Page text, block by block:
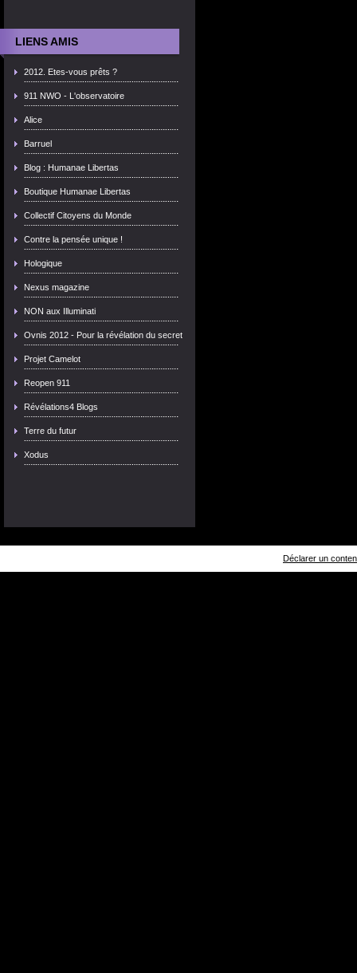
LIENS AMIS
2012. Etes-vous prêts ?
911 NWO - L'observatoire
Alice
Barruel
Blog : Humanae Libertas
Boutique Humanae Libertas
Collectif Citoyens du Monde
Contre la pensée unique !
Hologique
Nexus magazine
NON aux Illuminati
Ovnis 2012 - Pour la révélation du secret
Projet Camelot
Reopen 911
Révélations4 Blogs
Terre du futur
Xodus
Déclarer un